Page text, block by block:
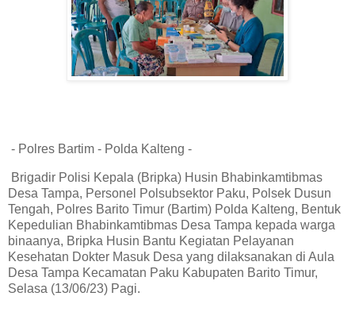
- Polres Bartim - Polda Kalteng -
Brigadir Polisi Kepala (Bripka) Husin Bhabinkamtibmas
Desa Tampa, Personel Polsubsektor Paku, Polsek Dusun
Tengah, Polres Barito Timur (Bartim) Polda Kalteng, Bentuk
Kepedulian Bhabinkamtibmas Desa Tampa kepada warga
binaanya, Bripka Husin Bantu Kegiatan Pelayanan
Kesehatan Dokter Masuk Desa yang dilaksanakan di Aula
Desa Tampa Kecamatan Paku Kabupaten Barito Timur,
Selasa (13/06/23) Pagi.